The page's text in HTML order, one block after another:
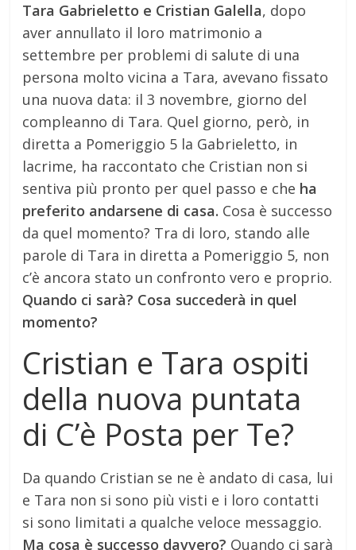
Tara Gabrieletto e Cristian Galella, dopo
aver annullato il loro matrimonio a
settembre per problemi di salute di una
persona molto vicina a Tara, avevano fissato
una nuova data: il 3 novembre, giorno del
compleanno di Tara. Quel giorno, però, in
diretta a Pomeriggio 5 la Gabrieletto, in
lacrime, ha raccontato che Cristian non si
sentiva più pronto per quel passo e che ha
preferito andarsene di casa. Cosa è successo
da quel momento? Tra di loro, stando alle
parole di Tara in diretta a Pomeriggio 5, non
c’è ancora stato un confronto vero e proprio.
Quando ci sarà? Cosa succederà in quel
momento?
Cristian e Tara ospiti
della nuova puntata
di C’è Posta per Te?
Da quando Cristian se ne è andato di casa, lui
e Tara non si sono più visti e i loro contatti
si sono limitati a qualche veloce messaggio.
Ma cosa è successo davvero? Quando ci sarà